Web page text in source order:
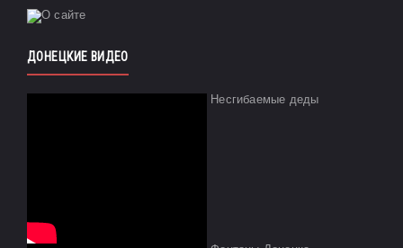
ДОНЕЦКИЕ ВИДЕО
Несгибаемые деды